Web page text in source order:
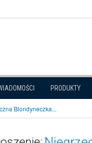
PRODUKTY
Blondyneczka...